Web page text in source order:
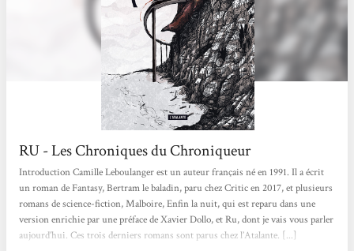
RU - Les Chroniques du Chroniqueur
Introduction Camille Leboulanger est un auteur français né en 1991. Il a écrit
un roman de Fantasy, Bertram le baladin, paru chez Critic en 2017, et plusieurs
romans de science-fiction, Malboire, Enfin la nuit, qui est reparu dans une
version enrichie par une préface de Xavier Dollo, et Ru, dont je vais vous parler
aujourd’hui. Ces trois derniers romans sont parus chez l’Atalante. [...]